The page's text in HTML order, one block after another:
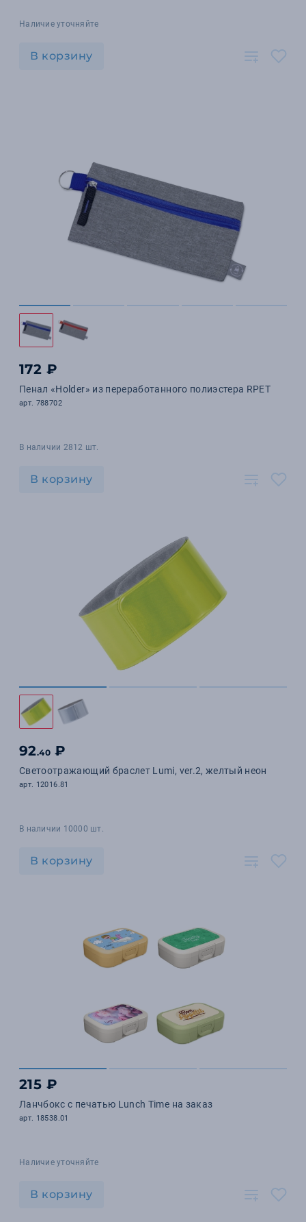
Наличие уточняйте
В корзину
172 ₽
Пенал «Holder» из переработанного полиэстера RPET
арт. 788702
В наличии 2812 шт.
В корзину
92.40 ₽
Светоотражающий браслет Lumi, ver.2, желтый неон
арт. 12016.81
В наличии 10000 шт.
В корзину
215 ₽
Ланчбокс с печатью Lunch Time на заказ
арт. 18538.01
Наличие уточняйте
В корзину